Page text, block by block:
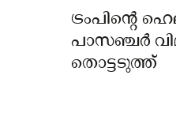
ട്രംപിന്റെ
പാസഞ്ചര്‍
തൊട്ടടുത്ത്